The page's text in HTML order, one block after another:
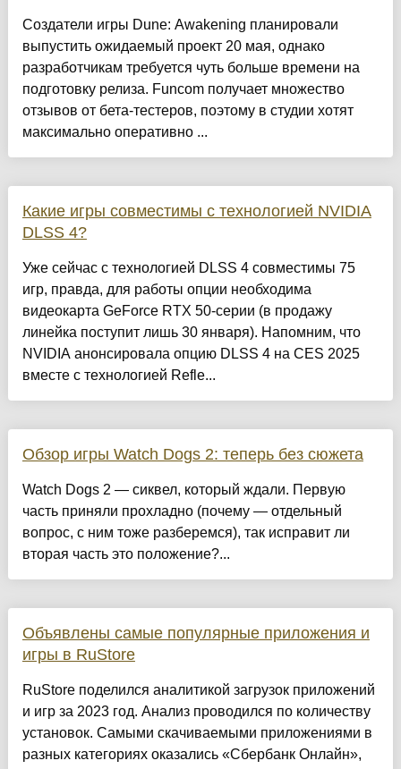
Создатели игры Dune: Awakening планировали
выпустить ожидаемый проект 20 мая, однако
разработчикам требуется чуть больше времени на
подготовку релиза. Funcom получает множество
отзывов от бета-тестеров, поэтому в студии хотят
максимально оперативно ...
Какие игры совместимы с технологией NVIDIA
DLSS 4?
Уже сейчас с технологией DLSS 4 совместимы 75
игр, правда, для работы опции необходима
видеокарта GeForce RTX 50-серии (в продажу
линейка поступит лишь 30 января). Напомним, что
NVIDIA анонсировала опцию DLSS 4 на CES 2025
вместе с технологией Refle...
Обзор игры Watch Dogs 2: теперь без сюжета
Watch Dogs 2 — сиквел, который ждали. Первую
часть приняли прохладно (почему — отдельный
вопрос, с ним тоже разберемся), так исправит ли
вторая часть это положение?...
Объявлены самые популярные приложения и
игры в RuStore
RuStore поделился аналитикой загрузок приложений
и игр за 2023 год. Анализ проводился по количеству
установок. Самыми скачиваемыми приложениями в
разных категориях оказались «Сбербанк Онлайн»,